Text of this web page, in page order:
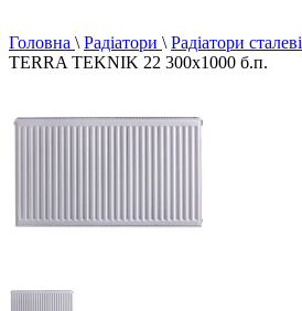
Головна \ Радіатори \ Радіатори сталеві
TERRA TEKNIK 22 300х1000 б.п.